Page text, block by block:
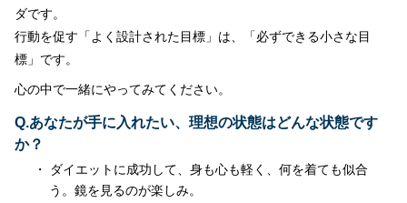
ダです。
行動を促す「よく設計された目標」は、「必ずできる小さな目
標」です。
心の中で一緒にやってみてください。
Q.あなたが手に入れたい、理想の状態はどんな状態です
か？
ダイエットに成功して、身も心も軽く、何を着ても似合
う。鏡を見るのが楽しみ。